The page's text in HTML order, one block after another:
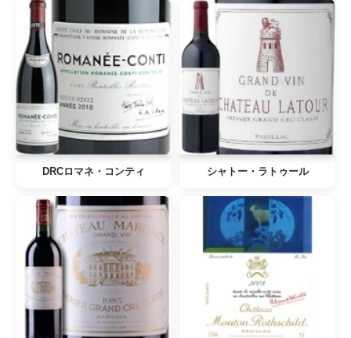
DRCロマネ・コンティ シャトー・ラトゥール